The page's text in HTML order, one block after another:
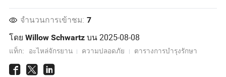
จำนวนการเข้าชม: 7
โดยWillow Schwartz บน2025-08-08
แท็ก: อะไหล่จักรยาน ความปลอดภัย ตารางการบำรุงรักษา